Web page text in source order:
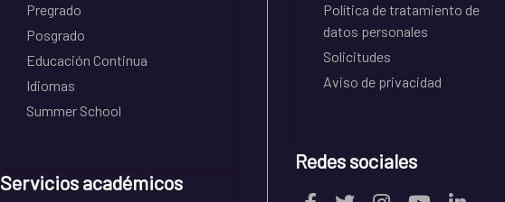
Pregrado
Posgrado
Educación Continua
Idiomas
Summer School
Servicios académicos
Política de tratamiento de
datos personales
Solicitudes
Aviso de privacidad
Redes sociales